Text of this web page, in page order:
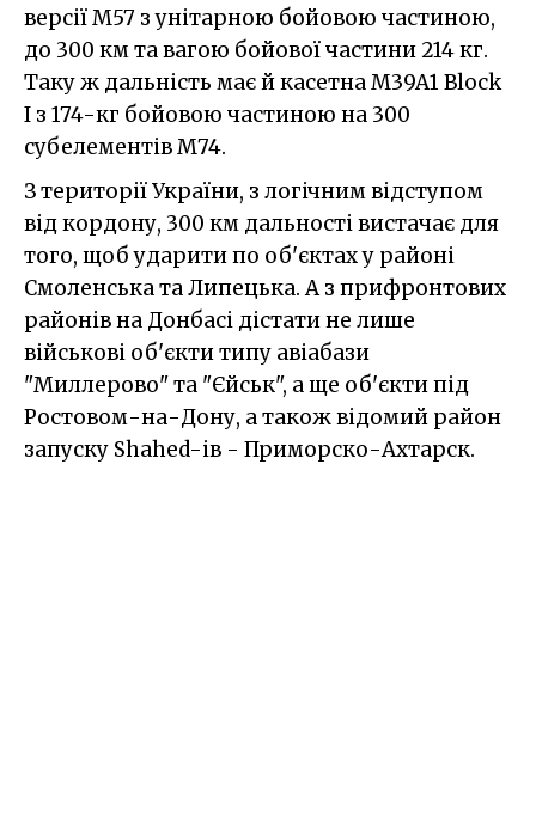
версії M57 з унітарною бойовою частиною,
до 300 км та вагою бойової частини 214 кг.
Таку ж дальність має й касетна M39A1 Block
I з 174-кг бойовою частиною на 300
субелементів M74.
З території України, з логічним відступом
від кордону, 300 км дальності вистачає для
того, щоб ударити по об'єктах у районі
Смоленська та Липецька. А з прифронтових
районів на Донбасі дістати не лише
військові об'єкти типу авіабази
"Миллерово" та "Єйськ", а ще об'єкти під
Ростовом-на-Дону, а також відомий район
запуску Shahed-ів - Приморско-Ахтарск.